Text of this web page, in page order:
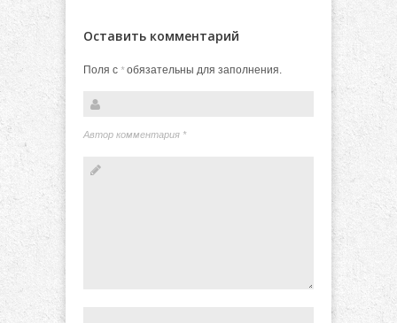
Оставить комментарий
Поля с *обязательны для заполнения.
Автор комментария *